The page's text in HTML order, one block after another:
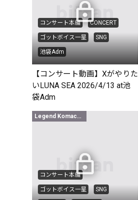
コンサート本編 CONCERT
ゴットボイス一星 SNG
池袋Adm
【コンサート動画】Xがやりた
いLUNA SEA 2026/4/13 at池
袋Adm
Legend Komachi限定
コンサート本編
ゴットボイス一星 SNG